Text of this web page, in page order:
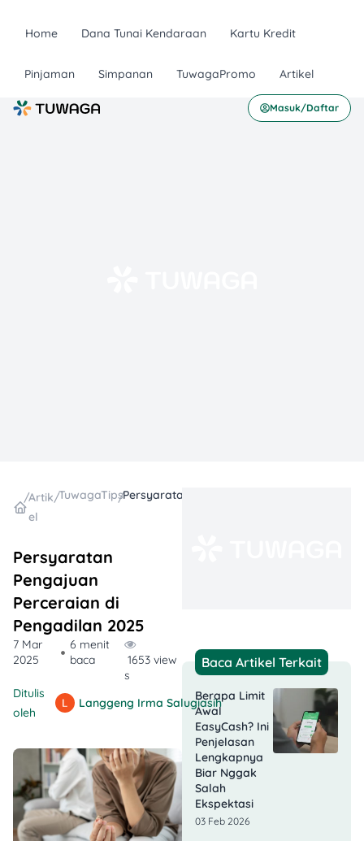
Home Dana Tunai Kendaraan Kartu Kredit
Pinjaman Simpanan TuwagaPromo Artikel
Masuk/Daftar
/Artik
el
/TuwagaTips
/
Persyaratan
Pengajuan
Perceraian di
Pengadilan 2025
7 Mar
2025
6 menit
baca
1653 view
s
Ditulis
oleh
Langgeng Irma Salugiasih
Baca Artikel Terkait
Berapa Limit
Awal
EasyCash? Ini
Penjelasan
Lengkapnya
Biar Nggak
Salah
Ekspektasi
03 Feb 2026